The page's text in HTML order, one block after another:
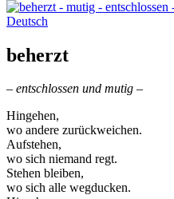
beherzt
– entschlossen und mutig –
Hingehen,
wo andere zurückweichen.
Aufstehen,
wo sich niemand regt.
Stehen bleiben,
wo sich alle wegducken.